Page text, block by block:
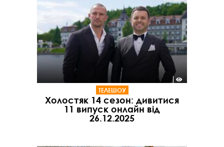
ТЕЛЕШОУ
Холостяк 14 сезон: дивитися
11 випуск онлайн від
26.12.2025